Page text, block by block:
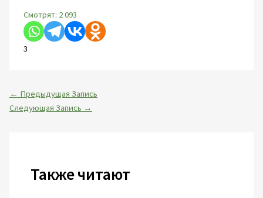
Смотрят: 2 093
3
← Предыдущая Запись
Следующая Запись →
Также читают